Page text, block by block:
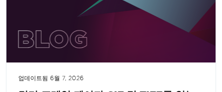
업데이트됨 6월 7, 2026